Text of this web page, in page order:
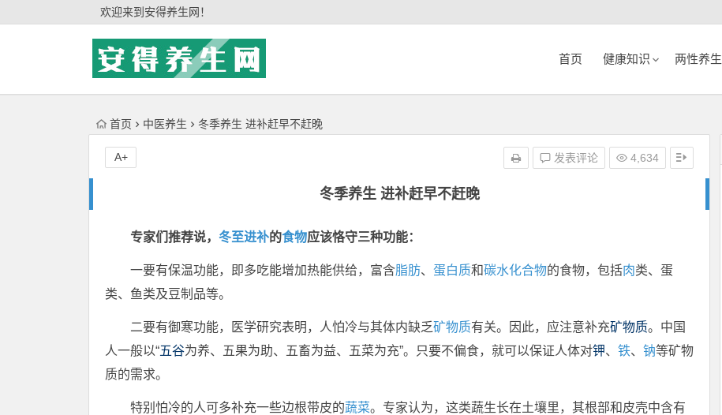
欢迎来到安得养生网！
首页 健康知识 两性养生
首页 中医养生 冬季养生 进补赶早不赶晚
冬季养生 进补赶早不赶晚
发表评论 4,634
A+
专家们推荐说， 冬至进补的食物应该恪守三种功能：
一要有保温功能，即多吃能增加热能供给，富含脂肪、 蛋白质和碳水化合物的食物，包括肉类、蛋
类、鱼类及豆制品等。
二要有御寒功能，医学研究表明，人怕冷与其体内缺乏矿物质有关。因此，应注意补充矿物质。中国
人一般以“五谷为养、五果为助、五畜为益、五菜为充”。只要不偏食，就可以保证人体对钾、 铁、 钠等矿物
质的需求。
特别怕冷的人可多补充一些边根带皮的蔬菜。专家认为，这类蔬生长在土壤里，其根部和皮壳中含有